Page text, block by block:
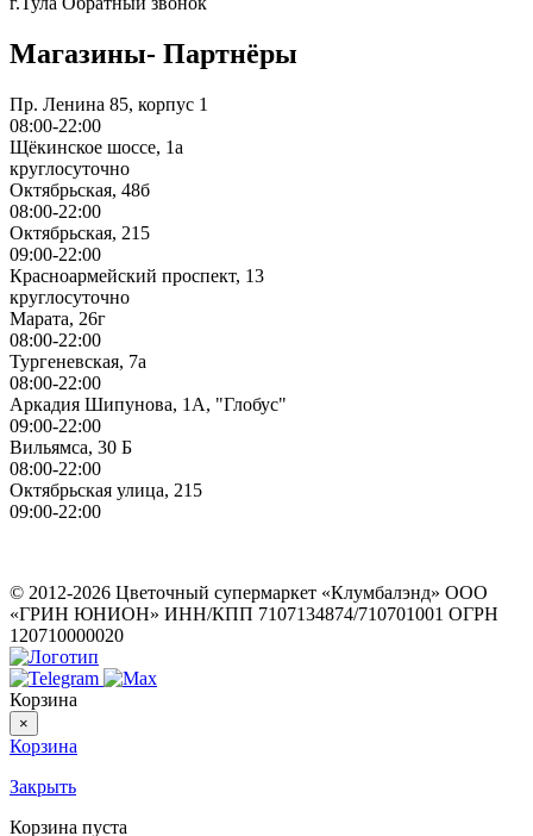
Магазины- Партнёры
Пр. Ленина 85, корпус 1
08:00-22:00
Щёкинское шоссе, 1а
круглосуточно
Октябрьская, 48б
08:00-22:00
Октябрьская, 215
09:00-22:00
Красноармейский проспект, 13
круглосуточно
Марата, 26г
08:00-22:00
Тургеневская, 7а
08:00-22:00
Аркадия Шипунова, 1А, "Глобус"
09:00-22:00
Вильямса, 30 Б
08:00-22:00
Октябрьская улица, 215
09:00-22:00
© 2012-2026 Цветочный супермаркет «Клумбалэнд» ООО
«ГРИН ЮНИОН» ИНН/КПП 7107134874/710701001 ОГРН
120710000020
Корзина
×
Корзина
Закрыть
Корзина пуста